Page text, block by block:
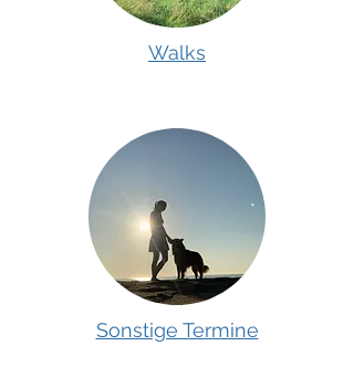
Walks
Sonstige Termine